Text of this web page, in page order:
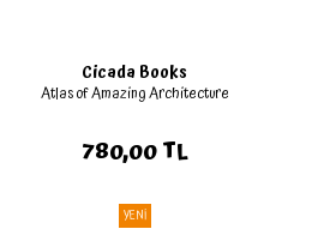
Cicada Books
Atlas of Amazing Architecture
780,00 TL
YENİ